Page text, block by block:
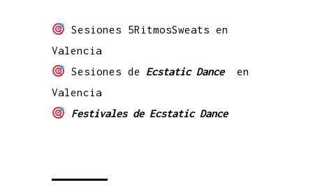
Sesiones 5RitmosSweats en
Valencia
Sesiones de Ecstatic Danceen
Valencia
Festivales de Ecstatic Dance